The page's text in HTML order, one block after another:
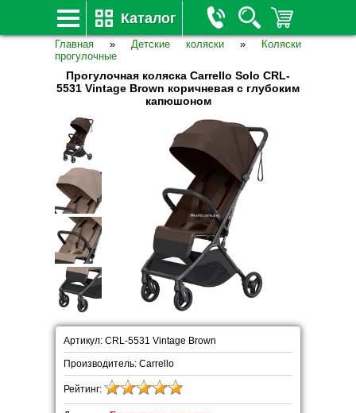
Каталог
Главная » Детские коляски »
Коляски
прогулочные
Прогулочная коляска Carrello Solo CRL-
5531 Vintage Brown коричневая с глубоким
капюшоном
Артикул: CRL-5531 Vintage Brown
Производитель: Carrello
Рейтинг: